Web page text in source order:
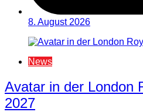
8. August 2026
News
Avatar in der London
2027